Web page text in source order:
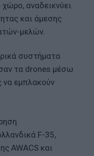
αναδεικνύει
και άμεσης
μελών.
συστήματα
τα drones μέσω
να εμπλακούν
F-35,
AWACS και